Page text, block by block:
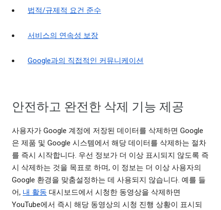
법적/규제적 요건 준수
서비스의 연속성 보장
Google과의 직접적인 커뮤니케이션
안전하고 완전한 삭제 기능 제공
사용자가 Google 계정에 저장된 데이터를 삭제하면 Google
은 제품 및 Google 시스템에서 해당 데이터를 삭제하는 절차
를 즉시 시작합니다. 우선 정보가 더 이상 표시되지 않도록 즉
시 삭제하는 것을 목표로 하며, 이 정보는 더 이상 사용자의
Google 환경을 맞춤설정하는 데 사용되지 않습니다. 예를 들
어, 내 활동 대시보드에서 시청한 동영상을 삭제하면
YouTube에서 즉시 해당 동영상의 시청 진행 상황이 표시되